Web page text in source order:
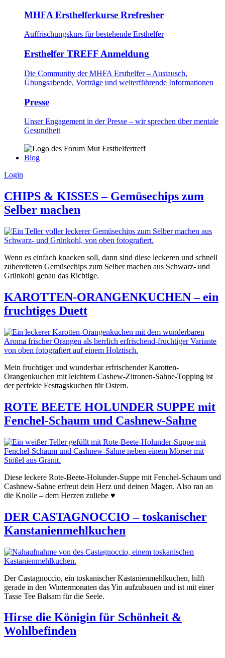
MHFA Ersthelferkurse Rrefresher
Auffrischungskurs für bestehende Ersthelfer
Ersthelfer TREFF Anmeldung
Die Community der MHFA Ersthelfer – Austausch,
Übungsabende, Vorträge und weiterführende Informationen
Presse
Unser Engagement in der Presse – wir sprechen über mentale
Gesundheit
Blog
Login
CHIPS & KISSES – Gemüsechips zum
Selber machen
Wenn es einfach knacken soll, dann sind diese leckeren und schnell
zubereiteten Gemüsechips zum Selber machen aus Schwarz- und
Grünkohl genau das Richtige.
KAROTTEN-ORANGENKUCHEN – ein
fruchtiges Duett
Mein fruchtiger und wunderbar erfrischender Karotten-
Orangenkuchen mit leichtem Cashew-Zitronen-Sahne-Topping ist
der perfekte Festtagskuchen für Ostern.
ROTE BEETE HOLUNDER SUPPE mit
Fenchel-Schaum und Cashnew-Sahne
Diese leckere Rote-Beete-Holunder-Suppe mit Fenchel-Schaum und
Cashnew-Sahne erfreut dein Herz und deinen Magen. Also ran an
die Knolle – dem Herzen zuliebe ♥
DER CASTAGNOCCIO – toskanischer
Kanstanienmehlkuchen
Der Castagnoccio, ein toskanischer Kastanienmehlkuchen, hilft
gerade in den Wintermonaten das Yin aufzubauen und ist mit einer
Tasse Tee Balsam für die Seele.
Hirse die Königin für Schönheit &
Wohlbefinden